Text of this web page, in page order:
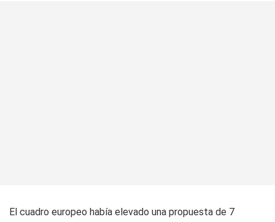
El cuadro europeo había elevado una propuesta de 7